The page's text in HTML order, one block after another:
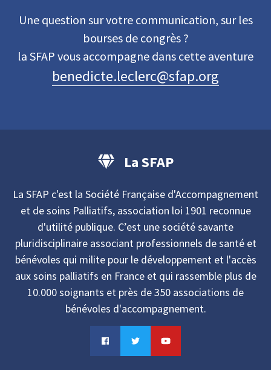
Une question sur votre communication, sur les
bourses de congrès ?
la SFAP vous accompagne dans cette aventure
benedicte.leclerc@sfap.org
La SFAP
La SFAP c'est la Société Française d'Accompagnement
et de soins Palliatifs, association loi 1901 reconnue
d'utilité publique. C’est une société savante
pluridisciplinaire associant professionnels de santé et
bénévoles qui milite pour le développement et l'accès
aux soins palliatifs en France et qui rassemble plus de
10.000 soignants et près de 350 associations de
bénévoles d'accompagnement.